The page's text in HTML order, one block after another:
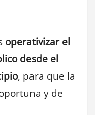
operativizar el
desde el
, para que la
y de